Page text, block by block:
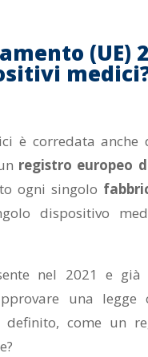
(UE)
è corredata anche
registro europeo
ogni singolo
dispositivo
nel 2021 e
una legge
come un